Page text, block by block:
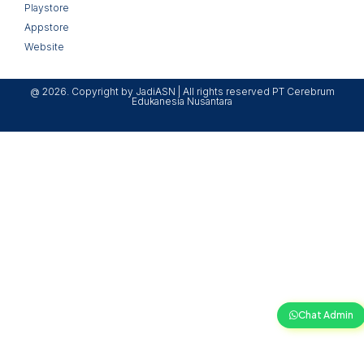
Playstore
Appstore
Website
@ 2026. Copyright by JadiASN | All rights reserved PT Cerebrum
Edukanesia Nusantara
Chat Admin